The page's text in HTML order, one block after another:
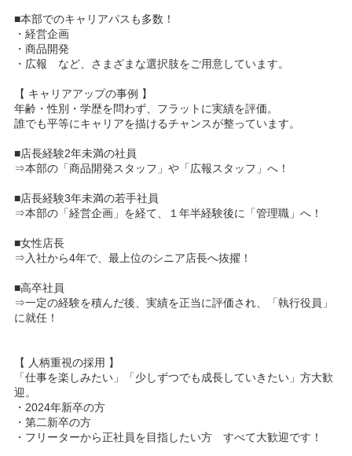
■本部でのキャリアパスも多数！
・経営企画
・商品開発
・広報 など、さまざまな選択肢をご用意しています。
【 キャリアアップの事例 】
年齢・性別・学歴を問わず、フラットに実績を評価。
誰でも平等にキャリアを描けるチャンスが整っています。
■店長経験2年未満の社員
⇒本部の「商品開発スタッフ」や「広報スタッフ」へ！
■店長経験3年未満の若手社員
⇒本部の「経営企画」を経て、１年半経験後に「管理職」へ！
■女性店長
⇒入社から4年で、最上位のシニア店長へ抜擢！
■高卒社員
⇒一定の経験を積んだ後、実績を正当に評価され、「執行役員」
に就任！
【 人柄重視の採用 】
「仕事を楽しみたい」「少しずつでも成長していきたい」方大歓
迎。
・2024年新卒の方
・第二新卒の方
・フリーターから正社員を目指したい方 すべて大歓迎です！